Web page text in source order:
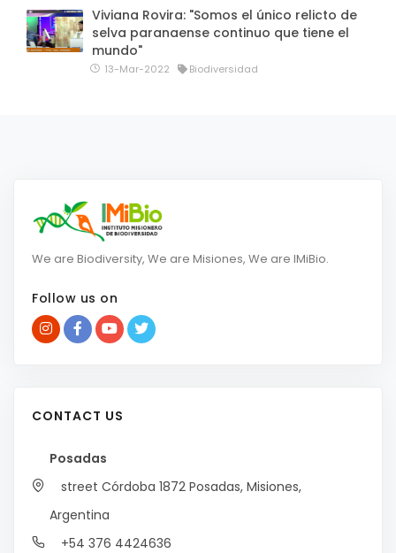
Viviana Rovira: "Somos el único relicto de
selva paranaense continuo que tiene el
mundo"
13-Mar-2022 Biodiversidad
We are Biodiversity, We are Misiones, We are IMiBio.
Follow us on
CONTACT US
Posadas
street Córdoba 1872 Posadas, Misiones,
Argentina
+54 376 4424636